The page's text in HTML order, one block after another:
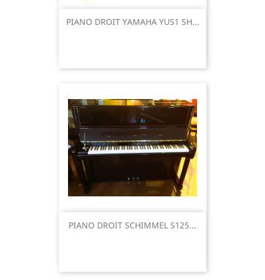
PIANO DROIT YAMAHA YUS1 SH...
PIANO DROIT SCHIMMEL S125...